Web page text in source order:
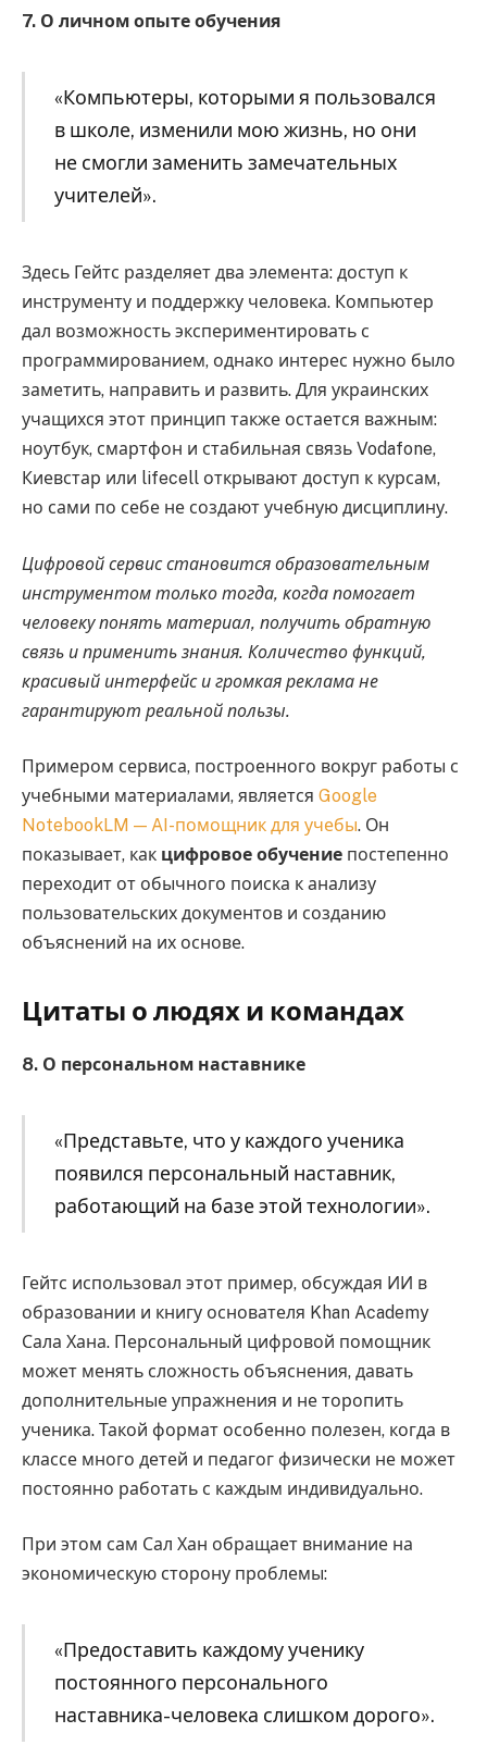
7. О личном опыте обучения
«Компьютеры, которыми я пользовался
в школе, изменили мою жизнь, но они
не смогли заменить замечательных
учителей».
Здесь Гейтс разделяет два элемента: доступ к
инструменту и поддержку человека. Компьютер
дал возможность экспериментировать с
программированием, однако интерес нужно было
заметить, направить и развить. Для украинских
учащихся этот принцип также остается важным:
ноутбук, смартфон и стабильная связь Vodafone,
Киевстар или lifecell открывают доступ к курсам,
но сами по себе не создают учебную дисциплину.
Цифровой сервис становится образовательным
инструментом только тогда, когда помогает
человеку понять материал, получить обратную
связь и применить знания. Количество функций,
красивый интерфейс и громкая реклама не
гарантируют реальной пользы.
Примером сервиса, построенного вокруг работы с
учебными материалами, является Google
NotebookLM — AI-помощник для учебы. Он
показывает, как цифровое обучение постепенно
переходит от обычного поиска к анализу
пользовательских документов и созданию
объяснений на их основе.
Цитаты о людях и командах
8. О персональном наставнике
«Представьте, что у каждого ученика
появился персональный наставник,
работающий на базе этой технологии».
Гейтс использовал этот пример, обсуждая ИИ в
образовании и книгу основателя Khan Academy
Сала Хана. Персональный цифровой помощник
может менять сложность объяснения, давать
дополнительные упражнения и не торопить
ученика. Такой формат особенно полезен, когда в
классе много детей и педагог физически не может
постоянно работать с каждым индивидуально.
При этом сам Сал Хан обращает внимание на
экономическую сторону проблемы:
«Предоставить каждому ученику
постоянного персонального
наставника-человека слишком дорого».